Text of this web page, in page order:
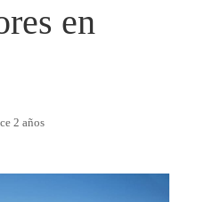
en
2 años